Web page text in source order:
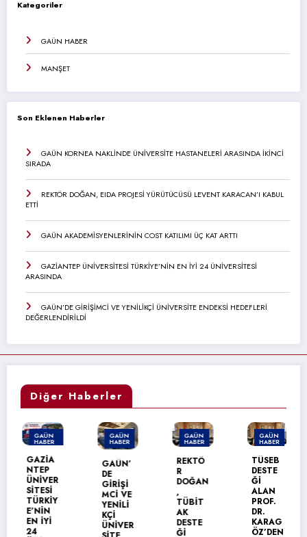
Kategoriler
GAÜN HABER
MANŞET
Son Eklenen Haberler
GAÜN KORNEA NAKLİNDE ÜNİVERSİTE HASTANELERİ ARASINDA İKİNCİ
SIRADA
REKTÖR DOĞAN, EIDA PROJESİ YÜRÜTÜCÜSÜ LEVENT KARACAN’I KABUL
ETTİ
GAÜN AKADEMİSYENLERİNİN COST KATILIMI ÜÇ KAT ARTTI
GAZİANTEP ÜNİVERSİTESİ TÜRKİYE’NİN EN İYİ 24 ÜNİVERSİTESİ
ARASINDA
GAÜN’DE GİRİŞİMCİ VE YENİLİKÇİ ÜNİVERSİTE ENDEKSİ HEDEFLERİ
DEĞERLENDİRİLDİ
Diğer Haberler
GAÜN
HABER
MANŞET
GAZİA
NTEP
ÜNİVER
SİTESİ
TÜRKİY
E’NİN
EN İYİ
24
GAÜN
HABER
GAÜN’
DE
GİRİŞİ
MCİ VE
YENİLİ
KÇİ
ÜNİVER
GAÜN
HABER
REKTÖ
R
DOĞAN
,
TÜBİT
AK
DESTE
Ğİ
GAÜN
HABER
TÜSEB
DESTE
Ğİ
ALAN
PROF.
DR.
KARAG
ÖZ’DEN